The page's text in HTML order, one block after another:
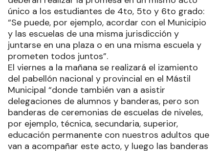
único a los estudiantes de 4to, 5to y 6to grado:
“Se puede, por ejemplo, acordar con el Municipio
y las escuelas de una misma jurisdicción y
juntarse en una plaza o en una misma escuela y
prometen todos juntos”.
El viernes a la mañana se realizará el izamiento
del pabellón nacional y provincial en el Mástil
Municipal “donde también van a asistir
delegaciones de alumnos y banderas, pero son
banderas de ceremonias de escuelas de niveles,
por ejemplo, técnica, secundaria, superior,
educación permanente con nuestros adultos que
van a acompañar este acto, y luego las banderas